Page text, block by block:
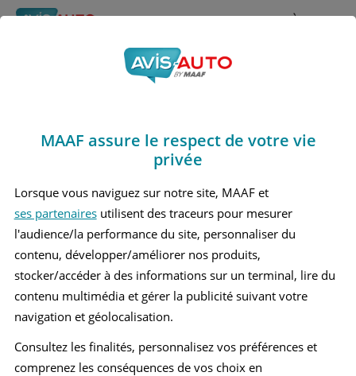
Rechercher À propos
Obtenir un devis d'assurance auto MAAF
Avis Bmw I8 Coupé
(2018 - 2020)
Recherche d'un véhicule
Comparer deux véhicules
MAAF assure le respect de votre vie
privée
Lorsque vous naviguez sur notre site, MAAF et
ses partenairesutilisent des traceurs pour mesurer
l'audience/la performance du site, personnaliser du
contenu, développer/améliorer nos produits,
stocker/accéder à des informations sur un terminal, lire du
contenu multimédia et gérer la publicité suivant votre
navigation et géolocalisation.
Consultez les finalités, personnalisez vos préférences et
comprenez les conséquences de vos choix en